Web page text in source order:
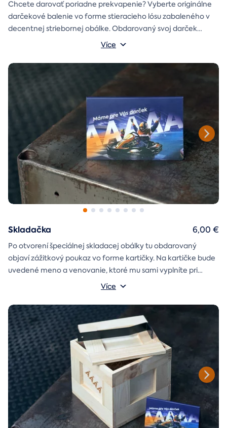
Chcete darovať poriadne prekvapenie? Vyberte originálne
darčekové balenie vo forme stieracieho lósu zabaleného v
decentnej striebornej obálke. Obdarovaný svoj darček
objaví až po chvíľke napätia počas stierania. Jedno je isté, u
Více
Skladačka
Po otvorení špeciálnej skladacej obálky tu obdarovaný
objaví zážitkový poukaz vo forme kartičky. Na kartičke bude
uvedené meno a venovanie, ktoré mu sami vyplníte pri
Více
6,00 €